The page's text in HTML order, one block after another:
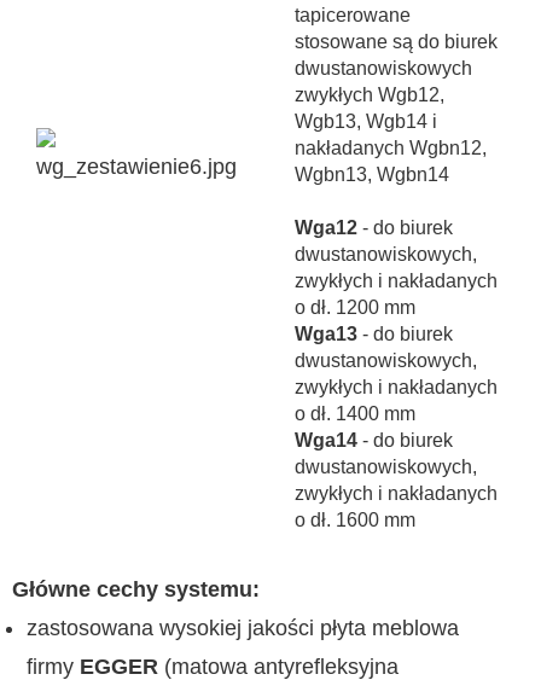
tapicerowane
stosowane są do biurek
dwustanowiskowych
zwykłych Wgb12,
Wgb13, Wgb14 i
nakładanych Wgbn12,
Wgbn13, Wgbn14
Wga12 - do biurek
dwustanowiskowych,
zwykłych i nakładanych
o dł. 1200 mm
Wga13 - do biurek
dwustanowiskowych,
zwykłych i nakładanych
o dł. 1400 mm
Wga14 - do biurek
dwustanowiskowych,
zwykłych i nakładanych
o dł. 1600 mm
Główne cechy systemu:
zastosowana wysokiej jakości płyta meblowa
firmy EGGER (matowa antyrefleksyjna